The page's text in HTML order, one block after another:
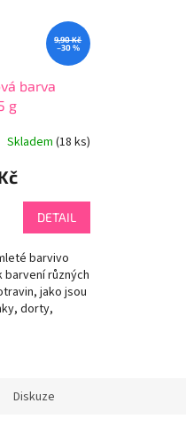
9,90 Kč
–30 %
barva
g
Skladem (18 ks)
DETAIL
barvivo
barvení různých
jako jsou
dorty,
Diskuze